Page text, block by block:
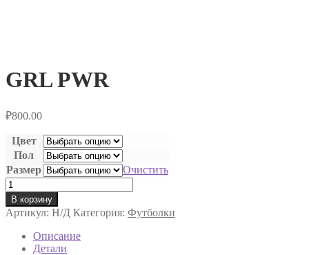
GRL PWR
₽800.00
Цвет
Пол
Размер
Очистить
Количество
товара
GRL
PWR
В корзину
Артикул: Н/Д Категория: Футболки
Описание
Детали